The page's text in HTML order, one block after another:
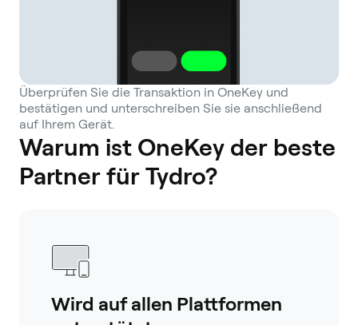
Überprüfen Sie die Transaktion in OneKey und
bestätigen und unterschreiben Sie sie anschließend
auf Ihrem Gerät.
Warum ist OneKey der beste
Partner für Tydro?
Wird auf allen Plattformen